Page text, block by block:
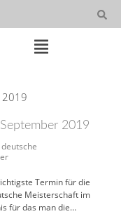
2019
2019
deutsche
Termin für die
Meisterschaft im
für das man die…